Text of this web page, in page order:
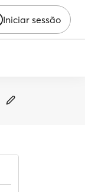
Iniciar sessão